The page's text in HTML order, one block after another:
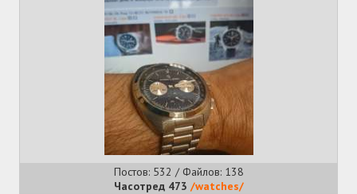
Постов: 532 / Файлов: 138
Часотред 473 /watches/